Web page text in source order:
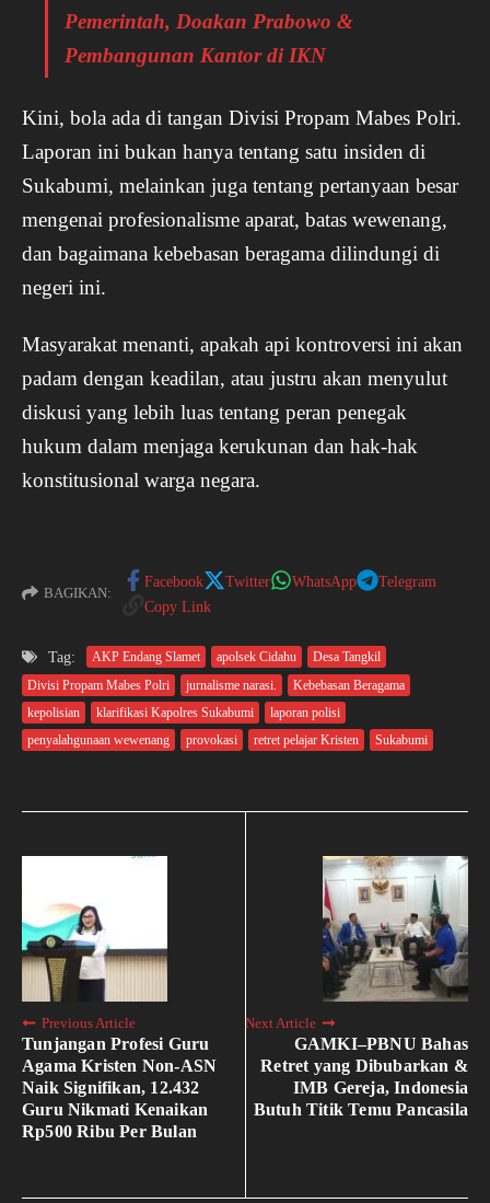
Pemerintah, Doakan Prabowo &
Pembangunan Kantor di IKN
Kini, bola ada di tangan Divisi Propam Mabes Polri.
Laporan ini bukan hanya tentang satu insiden di
Sukabumi, melainkan juga tentang pertanyaan besar
mengenai profesionalisme aparat, batas wewenang,
dan bagaimana kebebasan beragama dilindungi di
negeri ini.
Masyarakat menanti, apakah api kontroversi ini akan
padam dengan keadilan, atau justru akan menyulut
diskusi yang lebih luas tentang peran penegak
hukum dalam menjaga kerukunan dan hak-hak
konstitusional warga negara.
BAGIKAN:
Facebook Twitter WhatsApp
Telegram
Copy Link
Tag: AKP Endang Slamet apolsek Cidahu
Desa Tangkil
Divisi Propam Mabes Polri
jurnalisme narasi.
Kebebasan Beragama
kepolisian
klarifikasi Kapolres Sukabumi
laporan polisi
penyalahgunaan wewenang
provokasi retret pelajar Kristen Sukabumi
Previous Article
Tunjangan Profesi Guru
Agama Kristen Non-ASN
Naik Signifikan, 12.432
Guru Nikmati Kenaikan
Rp500 Ribu Per Bulan
Next Article
GAMKI–PBNU Bahas
Retret yang Dibubarkan &
IMB Gereja, Indonesia
Butuh Titik Temu Pancasila